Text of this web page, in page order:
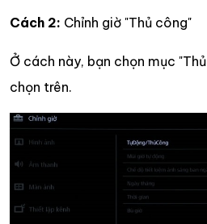
Cách 2: Chỉnh giờ "Thủ công"
Ở cách này, bạn chọn mục
chọn trên.